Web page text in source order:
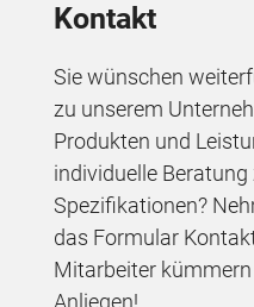
Kontakt
Sie wünschen
zu unserem
Produkten und
individuelle Beratung
Spezifikationen?
das Formular
Mitarbeiter
Anliegen!